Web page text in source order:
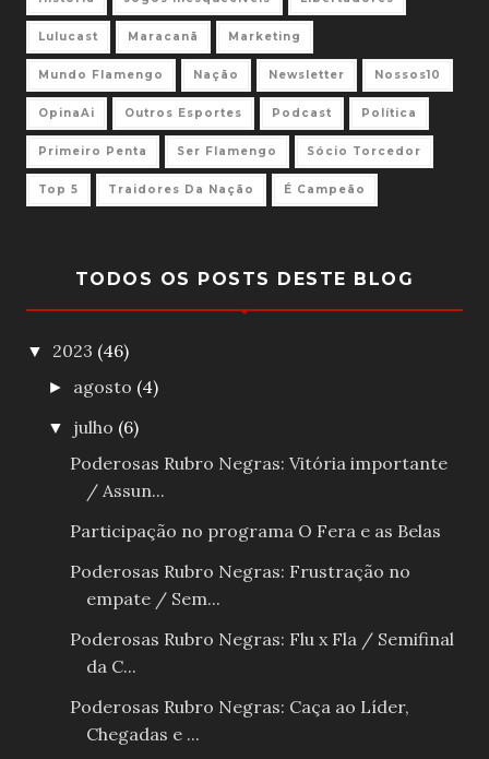
Lulucast Maracanã Marketing
Mundo Flamengo Nação Newsletter Nossos10
OpinaAi Outros Esportes Podcast Política
Primeiro Penta Ser Flamengo Sócio Torcedor
Top 5 Traidores Da Nação É Campeão
TODOS OS POSTS DESTE BLOG
▼ 2023 (46)
► agosto (4)
▼ julho (6)
Poderosas Rubro Negras: Vitória importante
/ Assun...
Participação no programa O Fera e as Belas
Poderosas Rubro Negras: Frustração no
empate / Sem...
Poderosas Rubro Negras: Flu x Fla / Semifinal
da C...
Poderosas Rubro Negras: Caça ao Líder,
Chegadas e ...